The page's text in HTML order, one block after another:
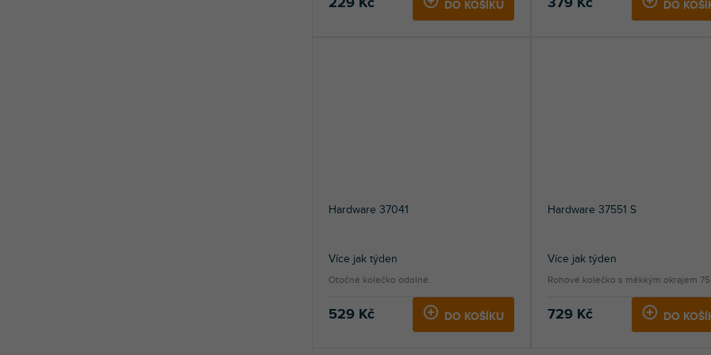
DO KOŠÍKU DO
Hardware 37041
Více jak týden
529 Kč DO KOŠÍKU
Otočné kolečko odolné.
Hardware 37551 S
Více jak týden
729 Kč DO
Rohové kolečko s měkkým okrajem